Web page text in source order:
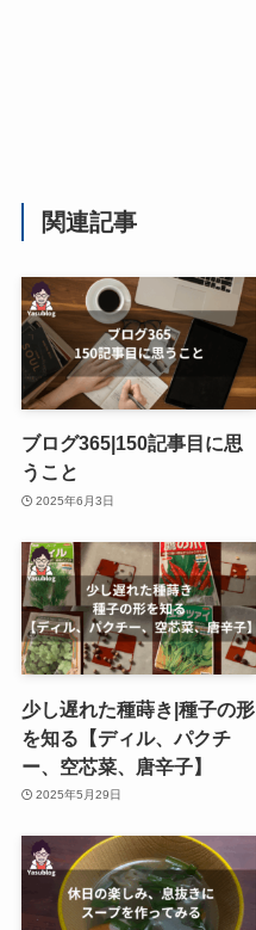
関連記事
ブログ365|150記事目に思
うこと
2025年6月3日
少し遅れた種蒔き|種子の形
を知る【ディル、パクチ
ー、空芯菜、唐辛子】
2025年5月29日